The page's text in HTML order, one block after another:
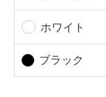
ホワイト
ブラック